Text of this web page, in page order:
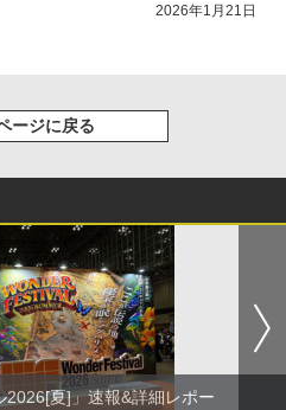
2026年1月21日
ージに戻る
2026[夏]」速報&詳細レポー